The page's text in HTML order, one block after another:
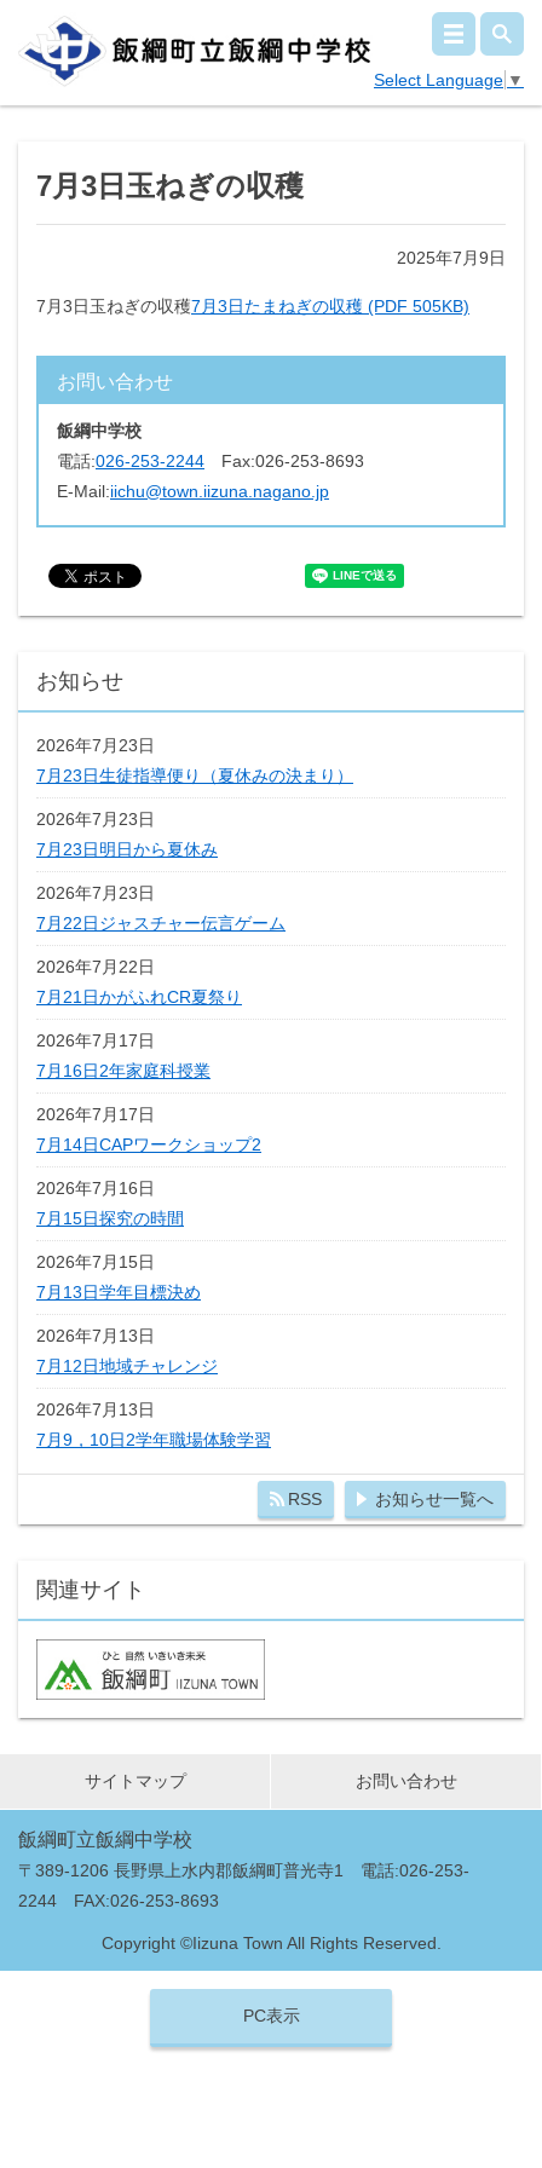
Select Language ▼
7月3日玉ねぎの収穫
2025年7月9日
7月3日玉ねぎの収穫7月3日たまねぎの収穫 (PDF 505KB)
お問い合わせ
飯綱中学校
電話:026-253-2244 Fax:026-253-8693
E-Mail:iichu@town.iizuna.nagano.jp
お知らせ
2026年7月23日
7月23日生徒指導便り（夏休みの決まり）
2026年7月23日
7月23日明日から夏休み
2026年7月23日
7月22日ジャスチャー伝言ゲーム
2026年7月22日
7月21日かがふれCR夏祭り
2026年7月17日
7月16日2年家庭科授業
2026年7月17日
7月14日CAPワークショップ2
2026年7月16日
7月15日探究の時間
2026年7月15日
7月13日学年目標決め
2026年7月13日
7月12日地域チャレンジ
2026年7月13日
7月9，10日2学年職場体験学習
RSS お知らせ一覧へ
関連サイト
サイトマップ お問い合わせ
飯綱町立飯綱中学校
〒389-1206 長野県上水内郡飯綱町普光寺1 電話:026-253-
2244 FAX:026-253-8693
Copyright ©Iizuna Town All Rights Reserved.
PC表示